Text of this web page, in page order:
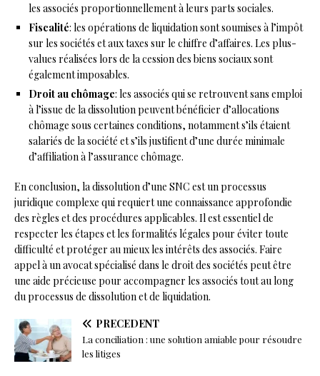
les associés proportionnellement à leurs parts sociales.
Fiscalité: les opérations de liquidation sont soumises à l’impôt
sur les sociétés et aux taxes sur le chiffre d’affaires. Les plus-
values réalisées lors de la cession des biens sociaux sont
également imposables.
Droit au chômage: les associés qui se retrouvent sans emploi
à l’issue de la dissolution peuvent bénéficier d’allocations
chômage sous certaines conditions, notamment s’ils étaient
salariés de la société et s’ils justifient d’une durée minimale
d’affiliation à l’assurance chômage.
En conclusion, la dissolution d’une SNC est un processus
juridique complexe qui requiert une connaissance approfondie
des règles et des procédures applicables. Il est essentiel de
respecter les étapes et les formalités légales pour éviter toute
difficulté et protéger au mieux les intérêts des associés. Faire
appel à un avocat spécialisé dans le droit des sociétés peut être
une aide précieuse pour accompagner les associés tout au long
du processus de dissolution et de liquidation.
PRÉCÉDENT
La conciliation : une solution amiable pour résoudre
les litiges